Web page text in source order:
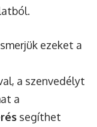
ezeket a
a szenvedélyt
a
segíthet